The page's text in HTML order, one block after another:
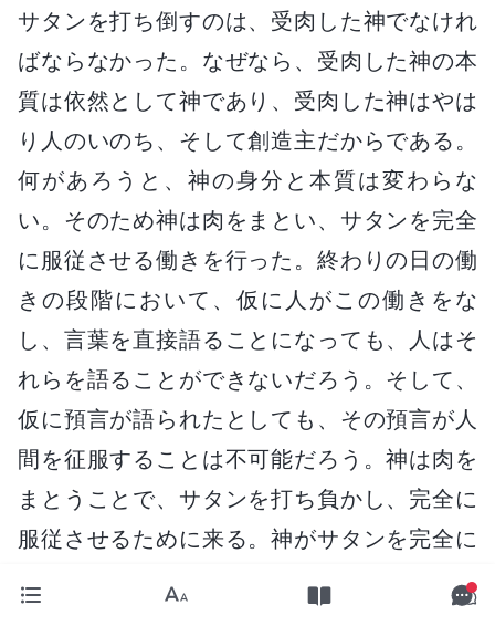
サタンを打ち倒すのは、受肉した神でなけれ
ばならなかった。なぜなら、受肉した神の本
質は依然として神であり、受肉した神はやは
り人のいのち、そして創造主だからである。
何があろうと、神の身分と本質は変わらな
い。そのため神は肉をまとい、サタンを完全
に服従させる働きを行った。終わりの日の働
きの段階において、仮に人がこの働きをな
し、言葉を直接語ることになっても、人はそ
れらを語ることができないだろう。そして、
仮に預言が語られたとしても、その預言が人
間を征服することは不可能だろう。神は肉を
まとうことで、サタンを打ち負かし、完全に
服従させるために来る。神がサタンを完全に
打ち負かし、完全に人を征服し、完全に人を